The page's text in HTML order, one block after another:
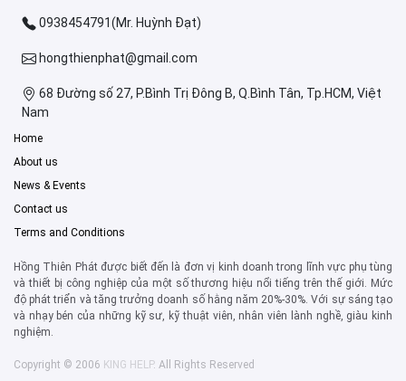
0938454791(Mr. Huỳnh Đạt)
hongthienphat@gmail.com
68 Đường số 27, P.Bình Trị Đông B, Q.Bình Tân, Tp.HCM, Việt
Nam
Home
About us
News & Events
Contact us
Terms and Conditions
Hồng Thiên Phát được biết đến là đơn vị kinh doanh trong lĩnh vực phụ tùng
và thiết bị công nghiệp của một số thương hiệu nổi tiếng trên thế giới. Mức
độ phát triển và tăng trưởng doanh số hằng năm 20%-30%. Với sự sáng tạo
và nhạy bén của những kỹ sư, kỹ thuật viên, nhân viên lành nghề, giàu kinh
nghiệm.
Copyright © 2006 KING HELP. All Rights Reserved